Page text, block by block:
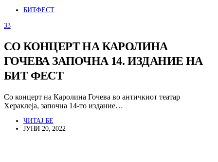
БИТФЕСТ
33
СО КОНЦЕРТ НА КАРОЛИНА
ГОЧЕВА ЗАПОЧНА 14. ИЗДАНИЕ НА
БИТ ФЕСТ
Со концерт на Каролина Гочева во античкиот театар
Хераклеја, започна 14-то издание…
ЧИТАЈ БЕ
ЈУНИ 20, 2022